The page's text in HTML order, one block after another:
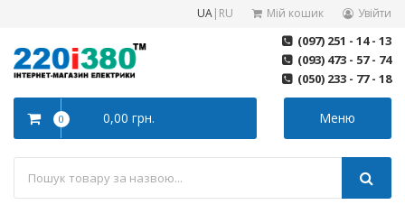
UA| RU Мій кошик Увійти
(097) 251 - 14 - 13
(093) 473 - 57 - 74
(050) 233 - 77 - 18
Меню
0 0,00 грн.